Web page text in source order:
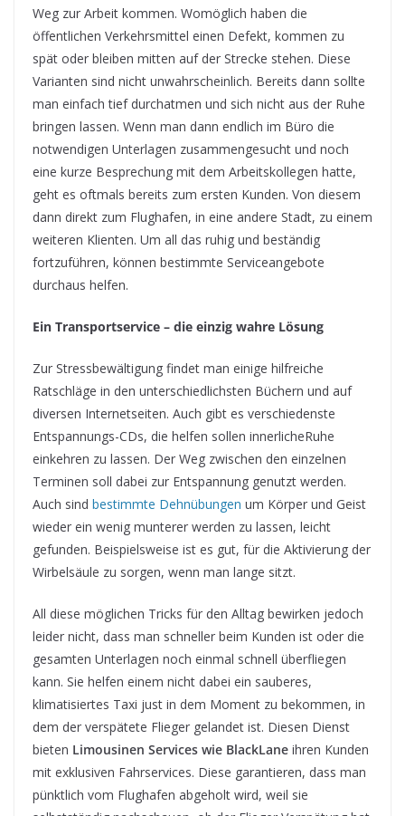
Weg zur Arbeit kommen. Womöglich haben die
öffentlichen Verkehrsmittel einen Defekt, kommen zu
spät oder bleiben mitten auf der Strecke stehen. Diese
Varianten sind nicht unwahrscheinlich. Bereits dann sollte
man einfach tief durchatmen und sich nicht aus der Ruhe
bringen lassen. Wenn man dann endlich im Büro die
notwendigen Unterlagen zusammengesucht und noch
eine kurze Besprechung mit dem Arbeitskollegen hatte,
geht es oftmals bereits zum ersten Kunden. Von diesem
dann direkt zum Flughafen, in eine andere Stadt, zu einem
weiteren Klienten. Um all das ruhig und beständig
fortzuführen, können bestimmte Serviceangebote
durchaus helfen.
Ein Transportservice – die einzig wahre Lösung
Zur Stressbewältigung findet man einige hilfreiche
Ratschläge in den unterschiedlichsten Büchern und auf
diversen Internetseiten. Auch gibt es verschiedenste
Entspannungs-CDs, die helfen sollen innerlicheRuhe
einkehren zu lassen. Der Weg zwischen den einzelnen
Terminen soll dabei zur Entspannung genutzt werden.
Auch sind bestimmte Dehnübungen um Körper und Geist
wieder ein wenig munterer werden zu lassen, leicht
gefunden. Beispielsweise ist es gut, für die Aktivierung der
Wirbelsäule zu sorgen, wenn man lange sitzt.
All diese möglichen Tricks für den Alltag bewirken jedoch
leider nicht, dass man schneller beim Kunden ist oder die
gesamten Unterlagen noch einmal schnell überfliegen
kann. Sie helfen einem nicht dabei ein sauberes,
klimatisiertes Taxi just in dem Moment zu bekommen, in
dem der verspätete Flieger gelandet ist. Diesen Dienst
bieten Limousinen Services wie BlackLane ihren Kunden
mit exklusiven Fahrservices. Diese garantieren, dass man
pünktlich vom Flughafen abgeholt wird, weil sie